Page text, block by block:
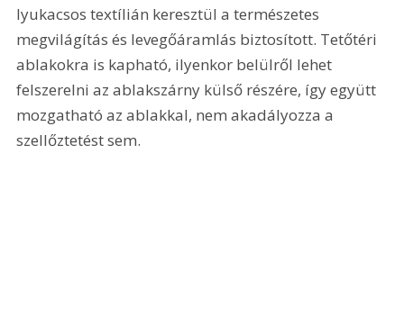
lyukacsos textílián keresztül a természetes
megvilágítás és levegőáramlás biztosított. Tetőtéri
ablakokra is kapható, ilyenkor belülről lehet
felszerelni az ablakszárny külső részére, így együtt
mozgatható az ablakkal, nem akadályozza a
szellőztetést sem.